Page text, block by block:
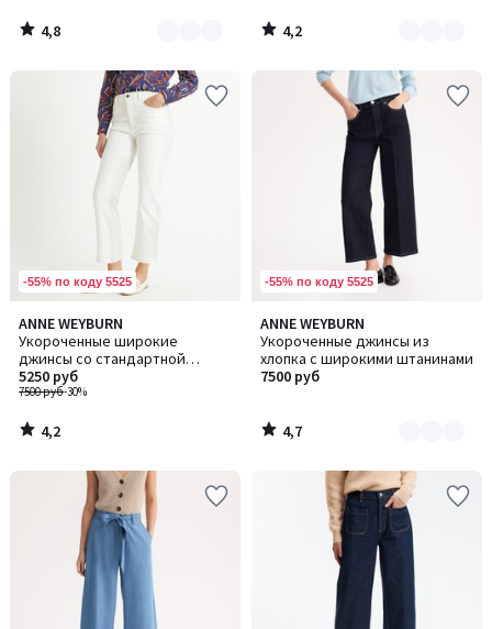
4,8
/
4,2
/
-55% по коду 5525
ANNE WEYBURN
Укороченные широкие
джинсы со стандартной
посадкой
7500 руб-30%
5250 руб
4,2
/ 5
4,2
/
-55% по коду 5525
ANNE WEYBURN
Укороченные джинсы из
хлопка с широкими штанинами
7500 руб
4,7
/ 5
Количество
цветов:
2
4,7
/